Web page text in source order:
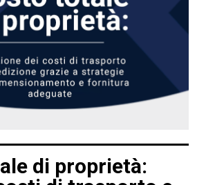
di proprietà: